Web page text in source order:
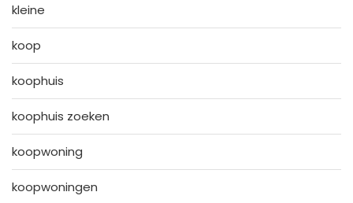
kleine
koop
koophuis
koophuis zoeken
koopwoning
koopwoningen